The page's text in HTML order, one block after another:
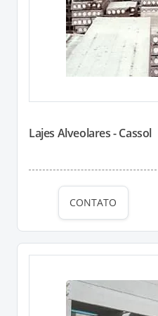
Lajes Alveolares - Cassol
CONTATO